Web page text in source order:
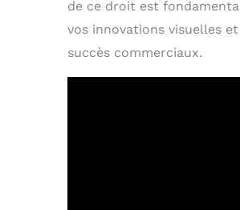
de ce droit est
vos innovations visuelles
succès commerciaux.